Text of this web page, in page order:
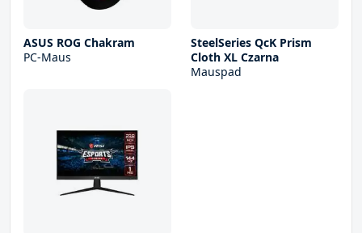
ASUS ROG Chakram
PC-Maus
SteelSeries QcK Prism
Cloth XL Czarna
Mauspad